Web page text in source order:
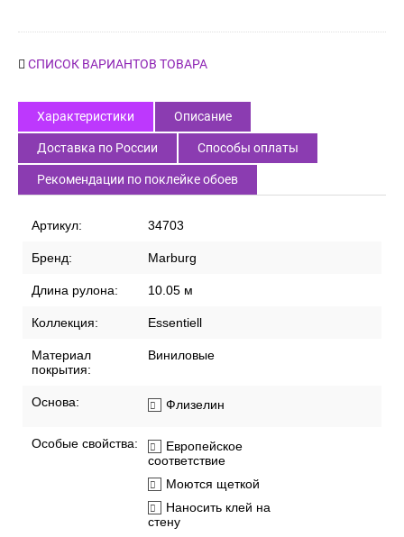
СПИСОК ВАРИАНТОВ ТОВАРА
Характеристики Описание
Доставка по России Способы оплаты
Рекомендации по поклейке обоев
Артикул: 34703
Бренд: Marburg
Длина рулона: 10.05 м
Коллекция: Essentiell
Материал
покрытия:
Виниловые
Основа: Флизелин
Особые свойства:
Европейское
соответствие
Моются щеткой
Наносить клей на
стену